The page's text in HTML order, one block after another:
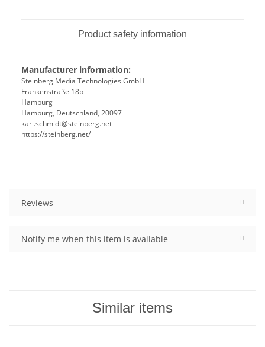
Product safety information
Manufacturer information:
Steinberg Media Technologies GmbH
Frankenstraße 18b
Hamburg
Hamburg, Deutschland, 20097
karl.schmidt@steinberg.net
https://steinberg.net/
Reviews
Notify me when this item is available
Similar items